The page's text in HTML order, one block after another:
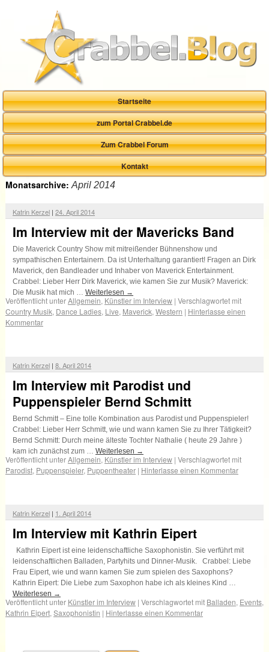
Startseite
zum Portal Crabbel.de
Zum Crabbel Forum
Kontakt
Monatsarchive: April 2014
Katrin Kerzel| 24. April 2014
Im Interview mit der Mavericks Band
Die Maverick Country Show mit mitreißender Bühnenshow und
sympathischen Entertainern. Da ist Unterhaltung garantiert! Fragen an Dirk
Maverick, den Bandleader und Inhaber von Maverick Entertainment.
Crabbel: Lieber Herr Dirk Maverick, wie kamen Sie zur Musik? Maverick:
Die Musik hat mich … Weiterlesen →
Veröffentlicht unterAllgemein, Künstler im Interview | Verschlagwortet mit
Country Musik, Dance Ladies, Live, Maverick, Western | Hinterlasse einen
Kommentar
Katrin Kerzel| 8. April 2014
Im Interview mit Parodist und
Puppenspieler Bernd Schmitt
Bernd Schmitt – Eine tolle Kombination aus Parodist und Puppenspieler!
Crabbel: Lieber Herr Schmitt, wie und wann kamen Sie zu Ihrer Tätigkeit?
Bernd Schmitt: Durch meine älteste Tochter Nathalie ( heute 29 Jahre )
kam ich zunächst zum … Weiterlesen →
Veröffentlicht unterAllgemein, Künstler im Interview | Verschlagwortet mit
Parodist, Puppenspieler, Puppentheater | Hinterlasse einen Kommentar
Katrin Kerzel| 1. April 2014
Im Interview mit Kathrin Eipert
Kathrin Eipert ist eine leidenschaftliche Saxophonistin. Sie verführt mit
leidenschaftlichen Balladen, Partyhits und Dinner-Musik. Crabbel: Liebe
Frau Eipert, wie und wann kamen Sie zum spielen des Saxophons?
Kathrin Eipert: Die Liebe zum Saxophon habe ich als kleines Kind …
Weiterlesen →
Veröffentlicht unter Künstler im Interview | Verschlagwortet mit Balladen, Events,
Kathrin Eipert, Saxophonistin | Hinterlasse einen Kommentar